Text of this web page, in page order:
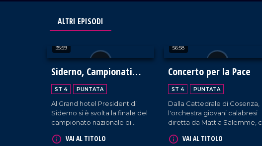
ALTRI EPISODI
35:59
Siderno, Campionati
Italiani di Cucina 2024
ST 4 PUNTATA
Al Grand hotel President di
Siderno si è svolta la finale del
campionato nazionale di
hanno gareggiato creando
VAI AL TITOLO
56:58
Concerto per la Pace
ST 4 PUNTATA
Dalla Cattedrale di Cosenza,
l'orchestra giovani calabresi
diretta da Mattia Salemme, ci
unione e bellezza che celebra
VAI AL TITOLO